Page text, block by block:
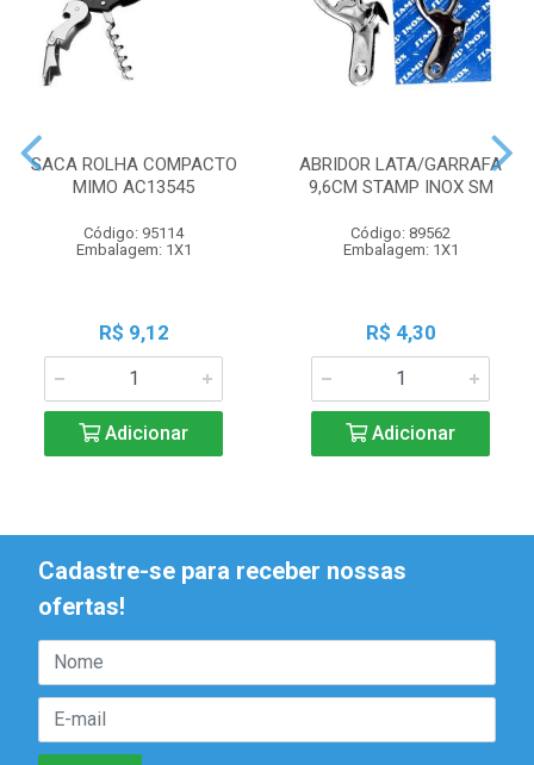
SACA ROLHA COMPACTO
MIMO AC13545
Código: 95114
Embalagem: 1X1
R$ 9,12
Adicionar
ABRIDOR LATA/GARRAFA
9,6CM STAMP INOX SM
Código: 89562
Embalagem: 1X1
R$ 4,30
Adicionar
Cadastre-se para receber nossas
ofertas!